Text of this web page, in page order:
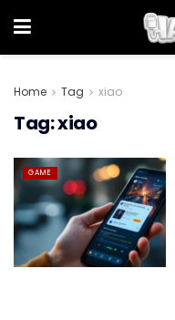
Home Tag xiao
Tag:xiao
GAME